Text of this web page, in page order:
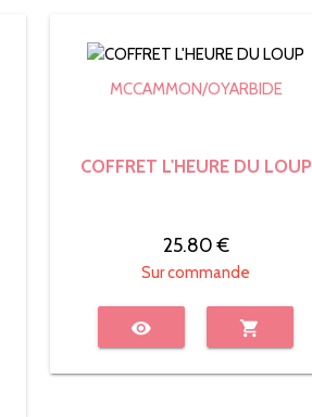
MCCAMMON/OYARBIDE
COFFRET L'HEURE DU LOUP
25.80 €
Sur commande
visibility shopping_cart